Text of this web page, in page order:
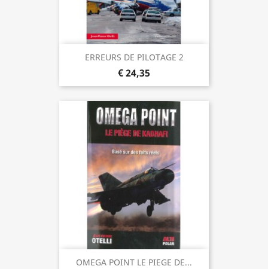
ERREURS DE PILOTAGE 2
€ 24,35
OMEGA POINT LE PIEGE DE...